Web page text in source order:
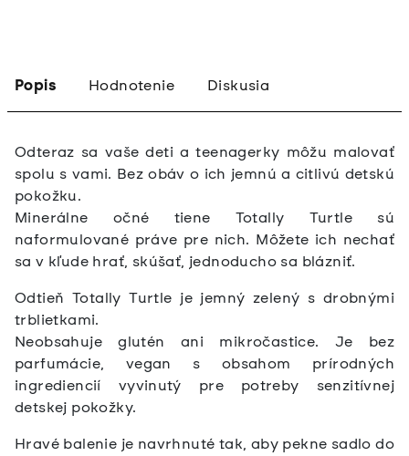
Popis Hodnotenie Diskusia
Odteraz sa vaše deti a teenagerky môžu malovať
spolu s vami. Bez obáv o ich jemnú a citlivú detskú
pokožku.
Minerálne očné tiene Totally Turtle sú
naformulované práve pre nich. Môžete ich nechať
sa v kľude hrať, skúšať, jednoducho sa blázniť.
Odtieň Totally Turtle je jemný zelený s drobnými
trblietkami.
Neobsahuje glutén ani mikročastice. Je bez
parfumácie, vegan s obsahom prírodných
ingrediencií vyvinutý pre potreby senzitívnej
detskej pokožky.
Hravé balenie je navrhnuté tak, aby pekne sadlo do